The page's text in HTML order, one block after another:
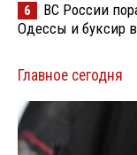
6
ВС России
Одессы и буксир
Главное сегодня